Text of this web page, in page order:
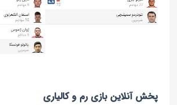
پخش آنلاین بازی رم و کالیاری